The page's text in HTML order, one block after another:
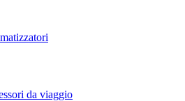
da viaggio